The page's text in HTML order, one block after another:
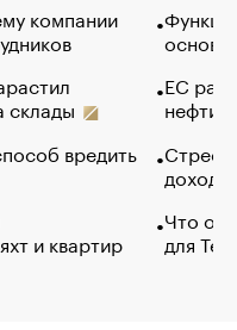
компании
склады
вредить
и квартир
основ
ЕС
нефти
Что
для